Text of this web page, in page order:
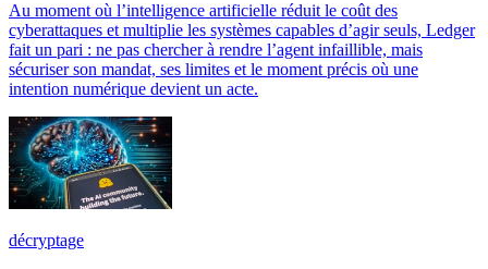
Au moment où l’intelligence artificielle réduit le coût des
cyberattaques et multiplie les systèmes capables d’agir seuls, Ledger
fait un pari : ne pas chercher à rendre l’agent infaillible, mais
sécuriser son mandat, ses limites et le moment précis où une
intention numérique devient un acte.
décryptage